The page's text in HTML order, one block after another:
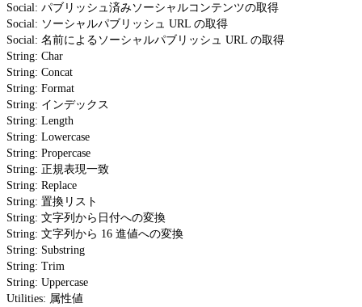
Social: パブリッシュ済みソーシャルコンテンツの取得
Social: ソーシャルパブリッシュ URL の取得
Social: 名前によるソーシャルパブリッシュ URL の取得
String: Char
String: Concat
String: Format
String: インデックス
String: Length
String: Lowercase
String: Propercase
String: 正規表現一致
String: Replace
String: 置換リスト
String: 文字列から日付への変換
String: 文字列から 16 進値への変換
String: Substring
String: Trim
String: Uppercase
Utilities: 属性値